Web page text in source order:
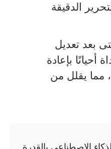
الدقيقة
بعد تعديل
أحيانًا بإعادة
مما يقلل من
الاصطناعي بالقدرة